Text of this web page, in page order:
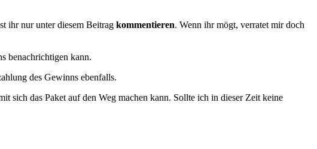
ihr nur unter diesem Beitrag kommentieren. Wenn ihr mögt, verratet mir doch
benachrichtigen kann.
des Gewinns ebenfalls.
sich das Paket auf den Weg machen kann. Sollte ich in dieser Zeit keine